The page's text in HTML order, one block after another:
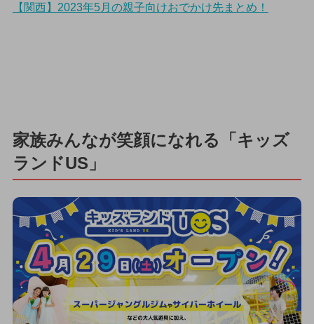
【関西】2023年5月の親子向けおでかけ先まとめ！
家族みんなが笑顔になれる「キッズ
ランドUS」